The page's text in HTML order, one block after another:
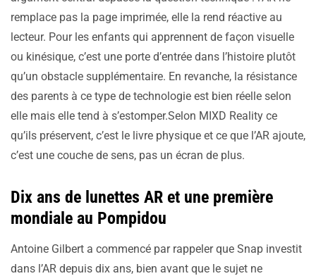
remplace pas la page imprimée, elle la rend réactive au
lecteur. Pour les enfants qui apprennent de façon visuelle
ou kinésique, c’est une porte d’entrée dans l’histoire plutôt
qu’un obstacle supplémentaire. En revanche, la résistance
des parents à ce type de technologie est bien réelle selon
elle mais elle tend à s’estomper.Selon MIXD Reality ce
qu’ils préservent, c’est le livre physique et ce que l’AR ajoute,
c’est une couche de sens, pas un écran de plus.
Dix ans de lunettes AR et une première
mondiale au Pompidou
Antoine Gilbert a commencé par rappeler que Snap investit
dans l’AR depuis dix ans, bien avant que le sujet ne